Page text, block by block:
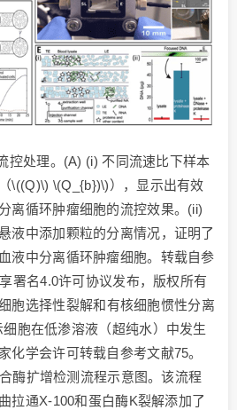
控处理。(A) (i) 不同流速比下样本
\((Q)\) \(Q_{b})\)），显示出有效
离循环肿瘤细胞的流控效果。(ii)
液中添加颗粒的分离情况，证明了
液中分离循环肿瘤细胞。转载自参
署名4.0许可协议发布，版权所有
胞选择性裂解和有核细胞惯性分离
胞在低渗溶液（超纯水）中发生
化学会许可转载自参考文献75。
酶扩增检测流程示意图。该流程
拉通X-100和蛋白酶K裂解添加了